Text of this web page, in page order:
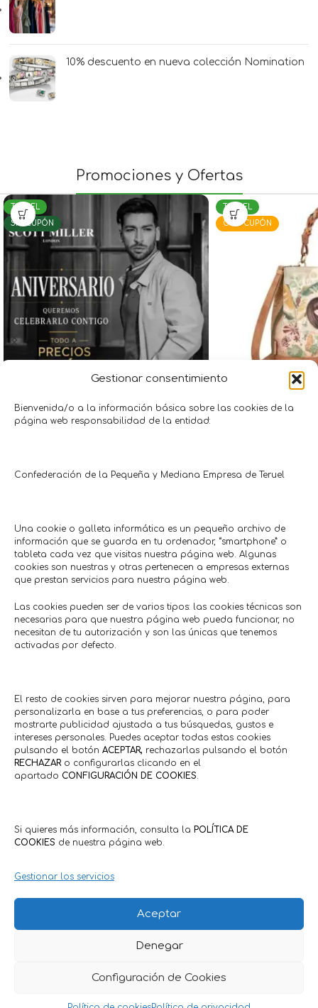
Gestionar consentimiento
Bienvenida/o a la información básica sobre las cookies de la
página web responsabilidad de la entidad:
Confederación de la Pequeña y Mediana Empresa de Teruel
Una cookie o galleta informática es un pequeño archivo de
información que se guarda en tu ordenador, “smartphone” o
tableta cada vez que visitas nuestra página web. Algunas
cookies son nuestras y otras pertenecen a empresas externas
que prestan servicios para nuestra página web.
Las cookies pueden ser de varios tipos: las cookies técnicas son
necesarias para que nuestra página web pueda funcionar, no
necesitan de tu autorización y son las únicas que tenemos
activadas por defecto.
El resto de cookies sirven para mejorar nuestra página, para
personalizarla en base a tus preferencias, o para poder
mostrarte publicidad ajustada a tus búsquedas, gustos e
intereses personales. Puedes aceptar todas estas cookies
pulsando el botón ACEPTAR, rechazarlas pulsando el botón
RECHAZARo configurarlas clicando en el
apartado CONFIGURACIÓN DE COOKIES.
Si quieres más información, consulta la POLÍTICA DE
COOKIES de nuestra página web.
Gestionar los servicios
Aceptar
Denegar
Configuración de Cookies
10% descuento en nueva colección Nomination
Promociones y Ofertas
TERUEL
SIN CUPÓN
Aniversario Scott Miller Teruel
TERUEL
CON CUPÓN
10%
Hasta
Comercios en actívaTe
Condiciones Generales Clientes·Condiciones Generales